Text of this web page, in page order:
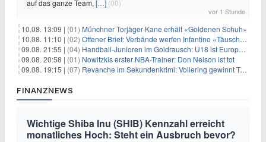
auf das ganze Team, […] (00)
vor 1 Stunde
10.08. 13:09 | (01) Münchner Torjäger Kane erhält «Goldenen Schuh»
10.08. 11:10 | (02) Offener Brief: Verbände werfen Infantino «Täuschung» vor
09.08. 21:55 | (04) Handball-Junioren im Goldrausch: U18 ist Europameister
09.08. 20:58 | (01) Nowitzkis erster NBA-Trainer: Don Nelson ist tot
09.08. 19:15 | (07) Revanche im Sekundenkrimi: Vollering gewinnt Tour
FINANZNEWS
Wichtige Shiba Inu (SHIB) Kennzahl erreicht
monatliches Hoch: Steht ein Ausbruch bevor?